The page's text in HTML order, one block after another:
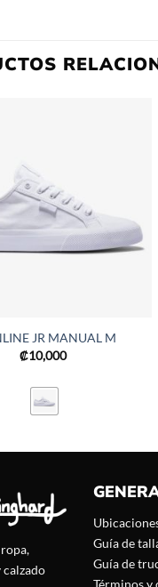
JR MANUAL M
₡10,000
calzado
Guía de
Guía de